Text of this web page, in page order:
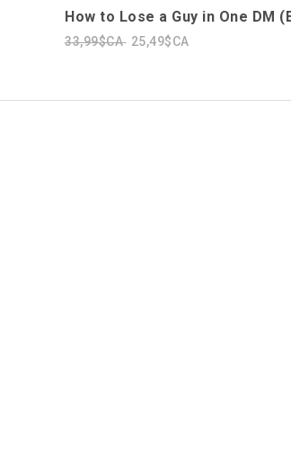
How to Lose a Guy in One DM
33,99$CA 25,49$CA